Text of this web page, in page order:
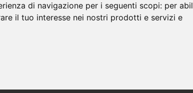
di navigazione per i seguenti scopi: per
il tuo interesse nei nostri prodotti e servizi e